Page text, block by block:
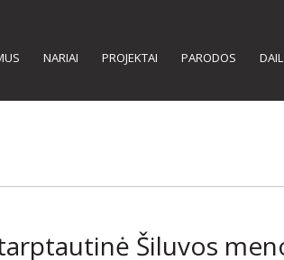
NARIAI PROJEKTAI PARODOS
Šiluvos